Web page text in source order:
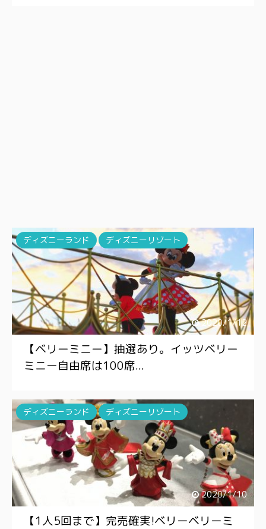
2020/1/12
ディズニーランド ディズニーリゾート
【ベリーミニー】抽選あり。イッツベリー
ミニー自由席は100席...
2020/1/10
ディズニーランド ディズニーリゾート
【1人5回まで】完売確実!ベリーベリーミ